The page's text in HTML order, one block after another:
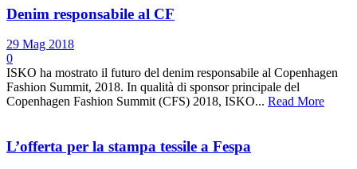
Denim responsabile al CF
29 Mag 2018
0
ISKO ha mostrato il futuro del denim responsabile al Copenhagen
Fashion Summit, 2018. In qualità di sponsor principale del
Copenhagen Fashion Summit (CFS) 2018, ISKO... Read More
L’offerta per la stampa tessile a Fespa